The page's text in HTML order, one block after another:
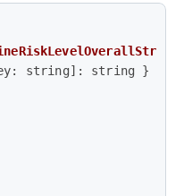
: string]: string } = {